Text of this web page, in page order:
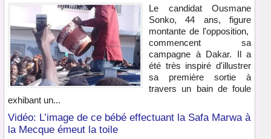
Le candidat Ousmane
Sonko, 44 ans, figure
montante de l'opposition,
commencent sa
campagne à Dakar. Il a
été très inspiré d'illustrer
sa première sortie à
travers un bain de foule
exhibant un...
Vidéo: L’image de ce bébé effectuant la Safa Marwa à
la Mecque émeut la toile